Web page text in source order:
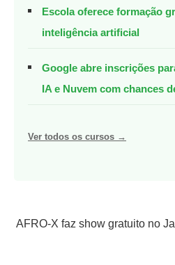
Escola oferece formação
inteligência artificial
Google abre inscrições
IA e Nuvem com chances
Ver todos os cursos →
AFRO-X faz show gratuito no